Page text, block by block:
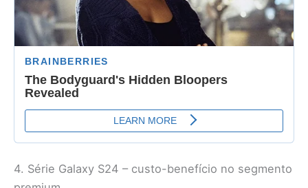
4. Série Galaxy S24 – custo-benefício no segmento